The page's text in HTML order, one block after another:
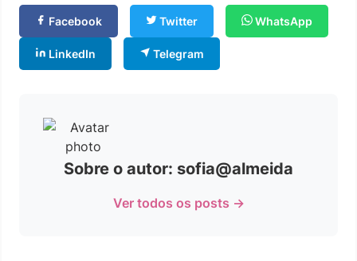
Facebook Twitter WhatsApp
LinkedIn Telegram
Sobre o autor: sofia@almeida
Ver todos os posts →